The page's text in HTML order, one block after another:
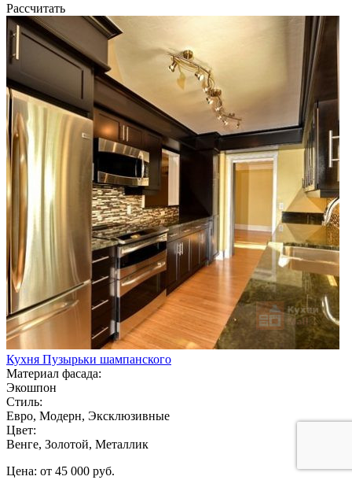
Рассчитать
Кухня Пузырьки шампанского
Материал фасада:
Экошпон
Стиль:
Евро, Модерн, Эксклюзивные
Цвет:
Венге, Золотой, Металлик
Цена: от 45 000 руб.